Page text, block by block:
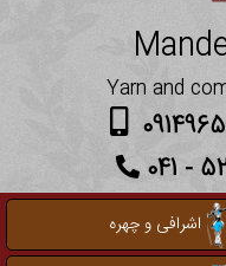
Yarn and
اشرافی و چهره